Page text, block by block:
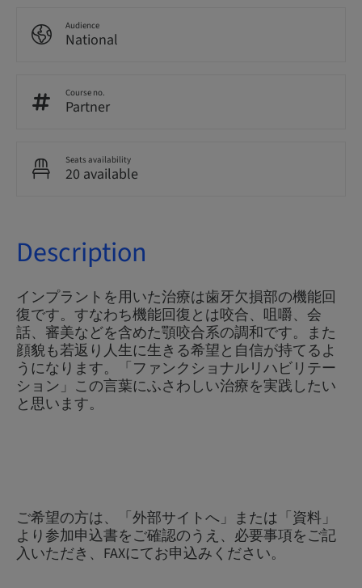
Audience
National
Course no.
Partner
Seats availability
20 available
Description
インプラントを用いた治療は歯牙欠損部の機能回
復です。すなわち機能回復とは咬合、咀嚼、会
話、審美などを含めた顎咬合系の調和です。また
顔貌も若返り人生に生きる希望と自信が持てるよ
うになります。「ファンクショナルリハビリテー
ション」この言葉にふさわしい治療を実践したい
と思います。
ご希望の方は、「外部サイトへ」または「資料」
より参加申込書をご確認のうえ、必要事項をご記
入いただき、FAXにてお申込みください。